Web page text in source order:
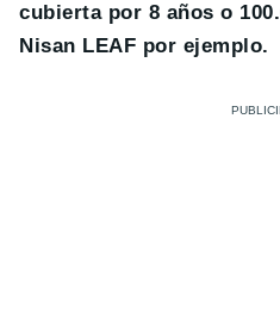
cubierta por 8 años o
Nisan LEAF por ejemplo.